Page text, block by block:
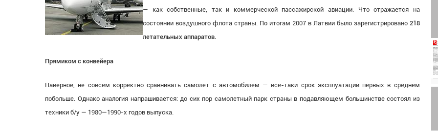
— как собственные, так и коммерческой пассажирской авиации. Что отражается на
состоянии воздушного флота страны. По итогам 2007 в Латвии было зарегистрировано 218
летательных аппаратов.
Прямиком с конвейера
Наверное, не совсем корректно сравнивать самолет с автомобилем — все-таки срок эксплуатации первых в среднем
побольше. Однако аналогия напрашивается: до сих пор самолетный парк страны в подавляющем большинстве состоял из
техники б/у — 1980—1990-х годов выпуска.